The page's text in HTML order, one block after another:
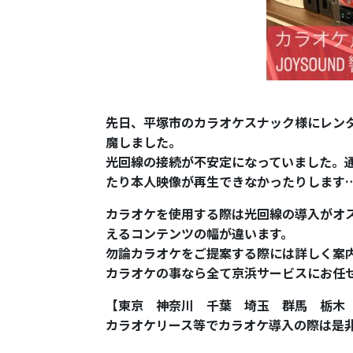
先日、平塚市のカラオケスナック様にレ
魔しました。
光回線の接続が不安定になっていました
たり本人映像が再生できなかったりしま
カラオケを使用する際は光回線の導入が
えるコンテンツの幅が違います。
勿論カラオケをご提案する際には詳しく案
カラオケの事なら全て京浜サービスにお任
【東京 神奈川 千葉 埼玉 群馬 栃木
カラオケリース等でカラオケ導入の際は是